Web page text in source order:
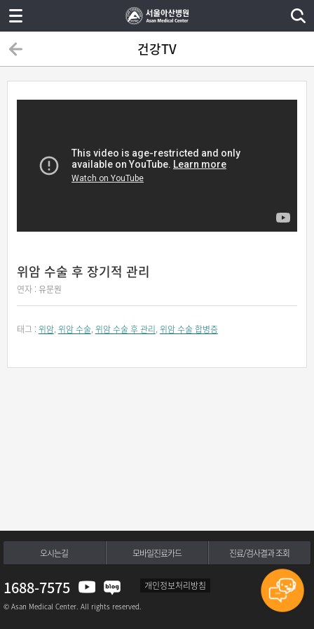
건강TV
위암 수술 후 장기적 관리
연자 : 유문원
태그 : 위암, 위암 수술, 위암 수술 후 관리, 위암 수술 합병증
오시는길 모바일진료카드 진료/검사결과 조회
1688-7575 개인정보처리방침
© Asan Medical Center. All rights reserved.